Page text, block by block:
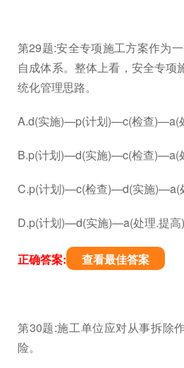
第29题:安全专项施工方案作为
自成体系。整体上看，安全专项
统化管理思路。
A.d(实施)—p(计划)—c(检查)—a(
B.p(计划)—d(实施)—c(检查)—a(
C.p(计划)—c(检查)—d(实施)—a(
D.p(计划)—d(实施)—a(处理.提
正确答案: 查看最佳答案
第30题:施工单位应对从事拆除
险。